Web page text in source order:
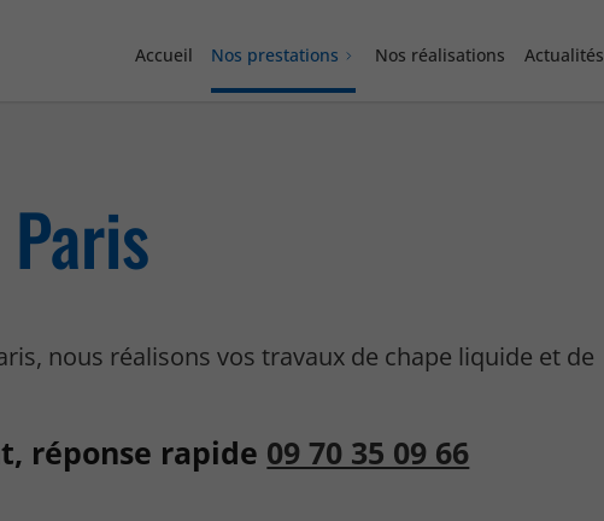
Accueil Nos prestations Nos réalisations Actualités
nous réalisons vos travaux de chape liquide et de
réponse rapide 09 70 35 09 66